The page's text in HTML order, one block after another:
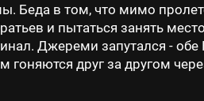
Беда в том, что мимо
и пытаться занять
Джереми запутался -
друг за другом